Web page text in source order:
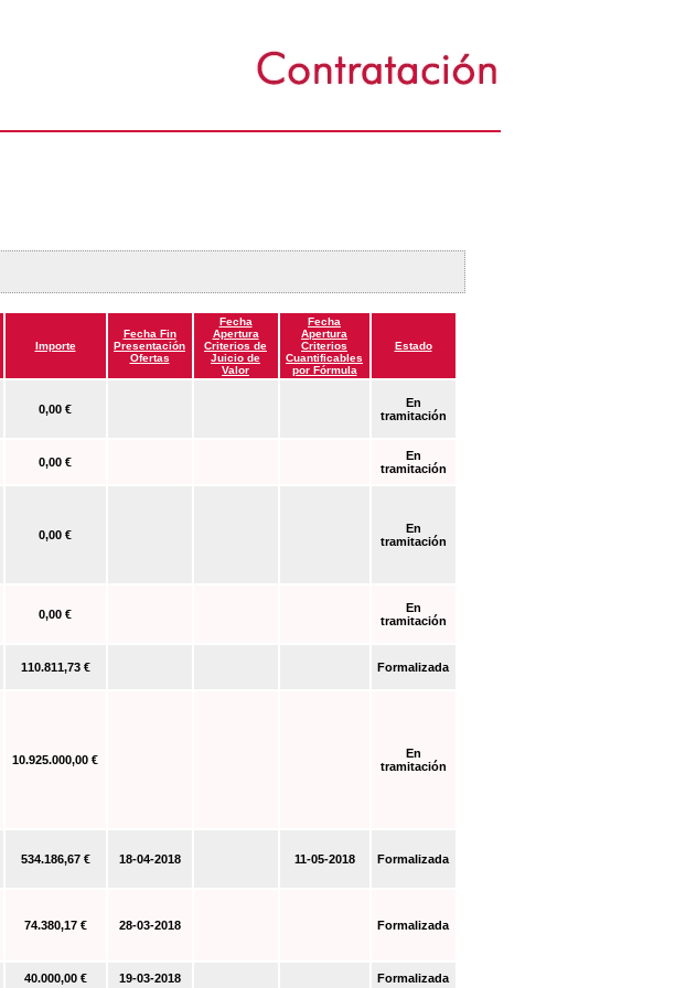
Importe
Fecha Fin
Presentación
Ofertas
Fecha
Apertura
Criterios de
Juicio de
Valor
Fecha
Apertura
Criterios
Cuantificables
por Fórmula
Estado
0,00 €
En
tramitación
0,00 €
En
tramitación
0,00 €
En
tramitación
0,00 €
En
tramitación
110.811,73 € Formalizada
10.925.000,00 €
En
tramitación
534.186,67 € 18-04-2018 11-05-2018 Formalizada
74.380,17 € 28-03-2018 Formalizada
40.000,00 € 19-03-2018 Formalizada